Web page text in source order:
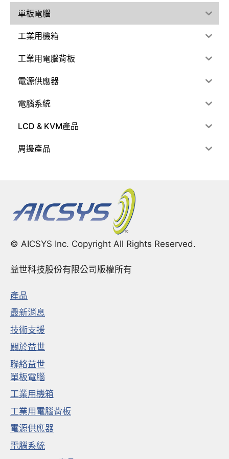
單板電腦
工業用機箱
工業用電腦背板
電源供應器
電腦系統
LCD & KVM產品
周邊產品
© AICSYS Inc. Copyright All Rights Reserved.
益世科技股份有限公司版權所有
產品
最新消息
技術支援
關於益世
聯絡益世
單板電腦
工業用機箱
工業用電腦背板
電源供應器
電腦系統